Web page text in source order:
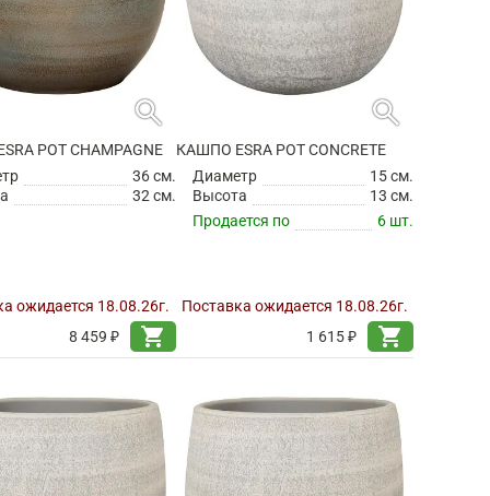
search
POT CHAMPAGNE
36 см.
32 см.
ожидается 18.08.26г.
8 459 ₽
shopping_cart
search
КАШПО ESRA POT CONCRETE
Диаметр
15 см.
Высота
13 см.
Продается по
6 шт.
Поставка ожидается 18.08.26г.
1 615 ₽
shopping_cart